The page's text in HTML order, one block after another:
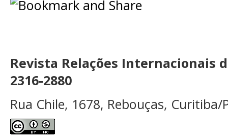
Revista Relações Internacionais
2316-2880
Rua Chile, 1678, Rebouças, Curitiba/